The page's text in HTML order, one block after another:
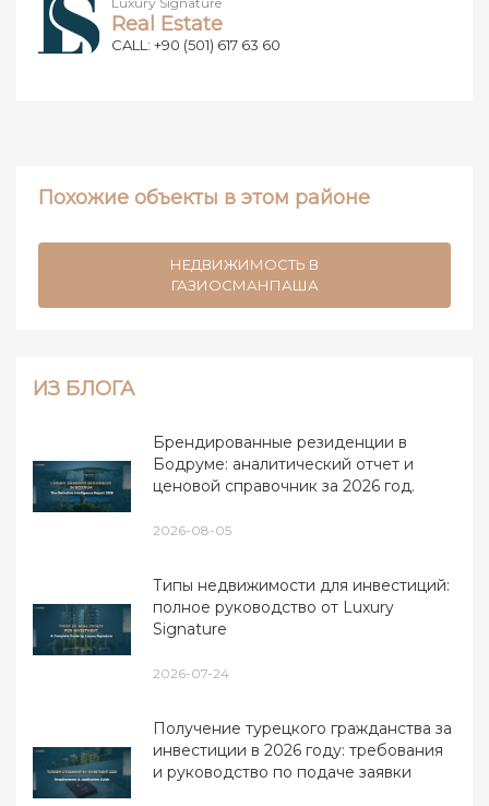
Real Estate
CALL: +90 (501) 617 63 60
Похожие объекты в этом районе
НЕДВИЖИМОСТЬ В
ГАЗИОСМАНПАША
ИЗ БЛОГА
Брендированные резиденции в
Бодруме: аналитический отчет и
ценовой справочник за 2026 год.
2026-08-05
Типы недвижимости для инвестиций:
полное руководство от Luxury
Signature
2026-07-24
Получение турецкого гражданства за
инвестиции в 2026 году: требования
и руководство по подаче заявки